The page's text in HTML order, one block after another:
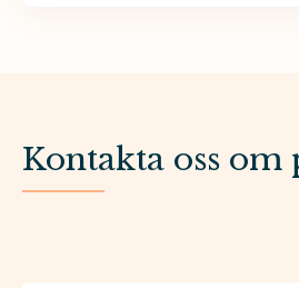
Kontakta oss